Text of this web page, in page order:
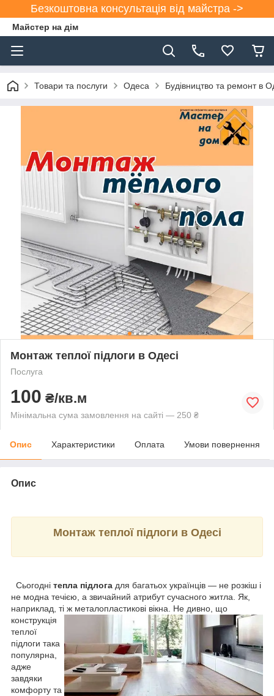
Безкоштовна консультація від майстра ->
Майстер на дім
Товари та послуги Одеса Будівництво та ремонт в
Монтаж теплої підлоги в Одесі
Послуга
100 ₴/кв.м
Мінімальна сума замовлення на сайті — 250 ₴
Опис Характеристики Оплата Умови повернення
Опис
Монтаж теплої підлоги в Одесі
Сьогодні тепла підлога для багатьох українців — не розкіш і
не модна течією, а звичайний атрибут сучасного житла. Як,
наприклад, ті ж металопластикові вікна. Не дивно, що
конструкція
теплої
підлоги така
популярна,
адже
завдяки
комфорту та